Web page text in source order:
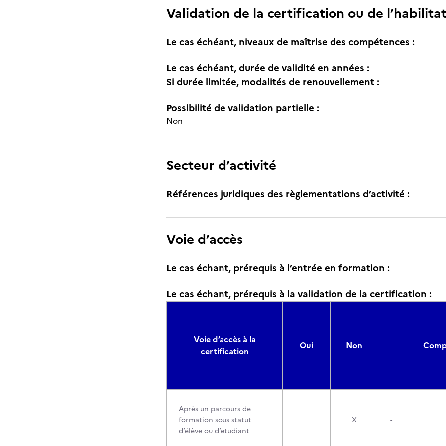
Validation de la certification ou de
Le cas échéant, niveaux de maîtrise des compétences :
Le cas échéant, durée de validité en années :
Si durée limitée, modalités de renouvellement :
Possibilité de validation partielle :
Non
Secteur d’activité
Références juridiques des règlementations d’activité :
Voie d’accès
Le cas échant, prérequis à l’entrée en formation :
Le cas échant, prérequis à la validation de la certification :
Voie d’accès à la
certification
Oui Non
Après un parcours de
formation sous statut
d’élève ou d’étudiant
X -